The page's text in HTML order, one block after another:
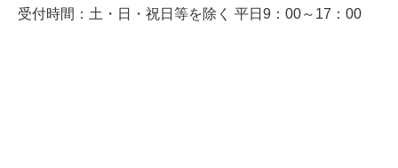
受付時間：土・日・祝日等を除く 平日9：00～17：00